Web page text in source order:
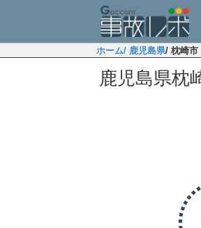
ホーム/ 鹿児島県/ 枕崎市
鹿児島県枕